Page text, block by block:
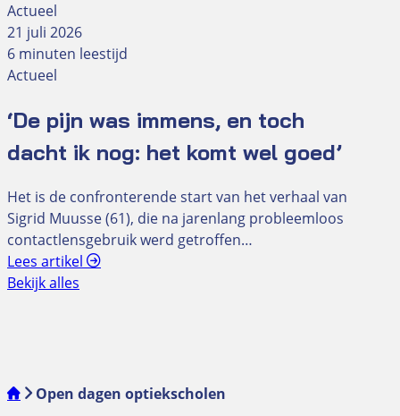
Actueel
21 juli 2026
6 minuten leestijd
Actueel
‘De pijn was immens, en toch
dacht ik nog: het komt wel goed’
Het is de confronterende start van het verhaal van
Sigrid Muusse (61), die na jarenlang probleemloos
contactlensgebruik werd getroffen…
Lees artikel
Bekijk alles
Open dagen optiekscholen